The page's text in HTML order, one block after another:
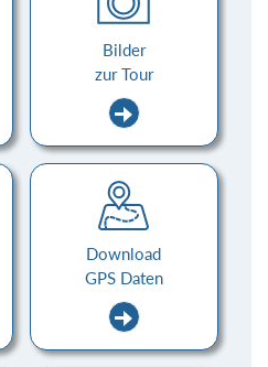
Bilder
zur Tour
Download
GPS Daten